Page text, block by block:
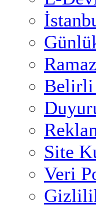
Belirli
Site
Veri